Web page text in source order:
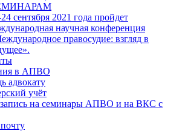
сентября 2021 года пройдет
научная конференция
правосудие: взгляд в
в АПВО
адвокату
учёт
на семинары АПВО и на ВКС с